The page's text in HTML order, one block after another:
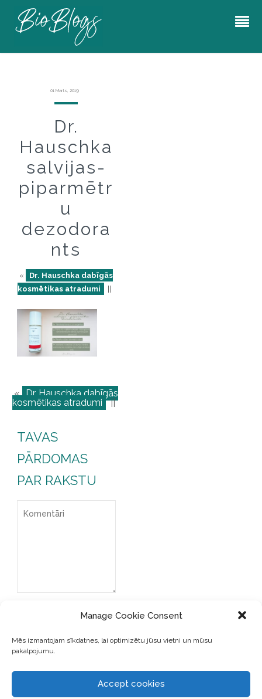
Manage Cookie Consent
Mēs izmantojam sīkdatnes, lai optimizētu jūsu vietni un mūsu
pakalpojumu.
Accept cookies
01 Marts, 2019
Dr.
Hauschka
salvijas-
piparmētr
u
dezodora
nts
«
Dr. Hauschka dabīgās
kosmētikas atradumi
« Dr. Hauschka dabīgās
kosmētikas atradumi ||
TAVAS
PĀRDOMAS
PAR RAKSTU
SAGLABĀJIET MANU VĀRDU,
E-PASTA ADRESI UN VIETNI